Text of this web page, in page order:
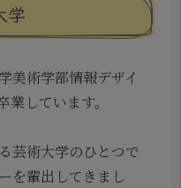
学
美術学部情報デザイ
しています。
芸術大学のひとつで
を輩出してきまし